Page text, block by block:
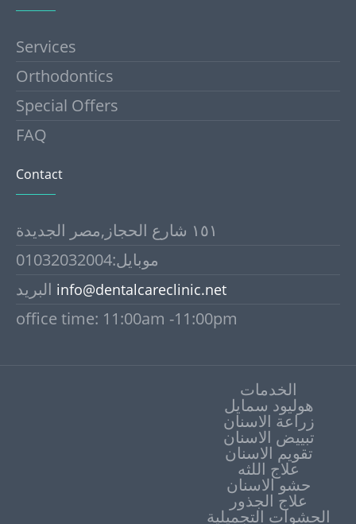
Services
Orthodontics
Special Offers
FAQ
Contact
١٥١ شارع الحجاز,مصر الجديدة
موبايل:01032032004
info@dentalcareclinic.net
office time: 11:00am -11:00pm
الخدمات
هوليود سمايل
زراعة الاسنان
تبييض الاسنان
علاج اللثه
حشو الاسنان
علاج الجذور
الحشوات التجميلية